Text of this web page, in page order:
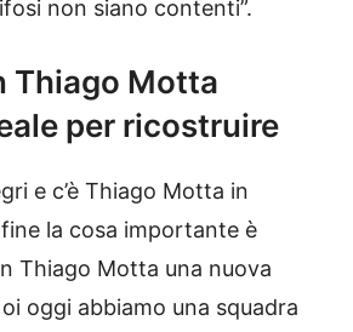
non siano contenti”.
Thiago Motta
per ricostruire
e c’è Thiago Motta in
fine la cosa importante è
Thiago Motta una nuova
oggi abbiamo una squadra